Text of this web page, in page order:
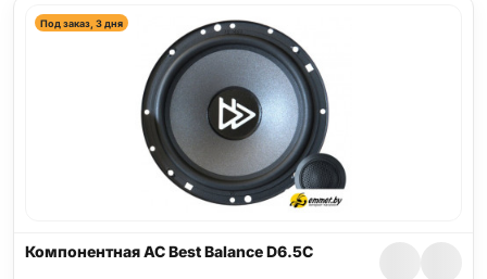
Под заказ, 3 дня
Компонентная АС Best Balance D6.5C